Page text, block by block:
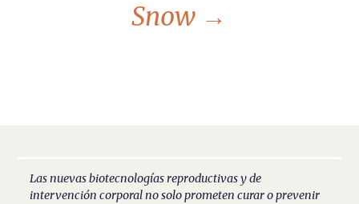
Snow →
Las nuevas biotecnologías reproductivas y de
intervención corporal no solo prometen curar o prevenir